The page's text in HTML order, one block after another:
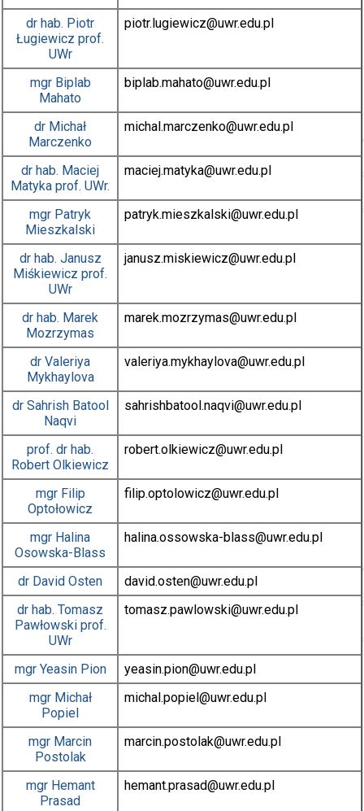
dr hab. Piotr
Ługiewicz prof.
UWr
piotr.lugiewicz@uwr.edu.pl
mgr Biplab
Mahato
biplab.mahato@uwr.edu.pl
dr Michał
Marczenko
michal.marczenko@uwr.edu.pl
dr hab. Maciej
Matyka prof. UWr.
maciej.matyka@uwr.edu.pl
mgr Patryk
Mieszkalski
patryk.mieszkalski@uwr.edu.pl
dr hab. Janusz
Miśkiewicz prof.
UWr
janusz.miskiewicz@uwr.edu.pl
dr hab. Marek
Mozrzymas
marek.mozrzymas@uwr.edu.pl
dr Valeriya
Mykhaylova
valeriya.mykhaylova@uwr.edu.pl
dr Sahrish Batool
Naqvi
sahrishbatool.naqvi@uwr.edu.pl
prof. dr hab.
Robert Olkiewicz
robert.olkiewicz@uwr.edu.pl
mgr Filip
Optołowicz
filip.optolowicz@uwr.edu.pl
mgr Halina
Osowska-Blass
halina.ossowska-blass@uwr.edu.pl
dr David Osten david.osten@uwr.edu.pl
dr hab. Tomasz
Pawłowskiprof.
UWr
tomasz.pawlowski@uwr.edu.pl
mgr Yeasin Pion yeasin.pion@uwr.edu.pl
mgr Michał
Popiel
michal.popiel@uwr.edu.pl
mgr Marcin
Postolak
marcin.postolak@uwr.edu.pl
mgr Hemant
Prasad
hemant.prasad@uwr.edu.pl